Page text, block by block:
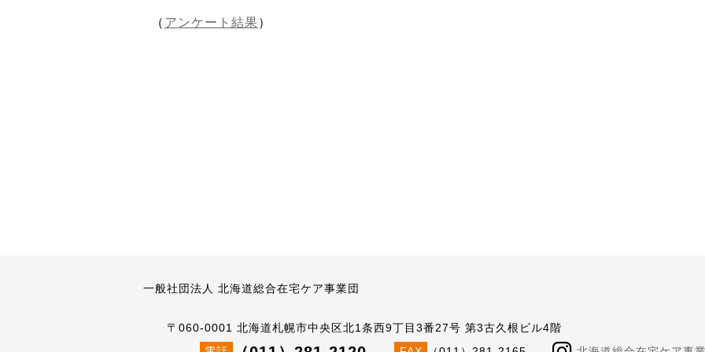
（ アンケート結果）
一般社団法人 北海道総合在宅ケア事業団
〒060-0001 北海道札幌市中央区北1条西9丁目3番27号 第3古久根ビル4階